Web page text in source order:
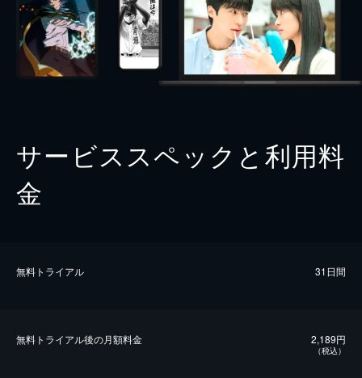
サービススペックと利用料
金
無料トライアル 31日間
無料トライアル後の⽉額料金 2,189円
（税込）